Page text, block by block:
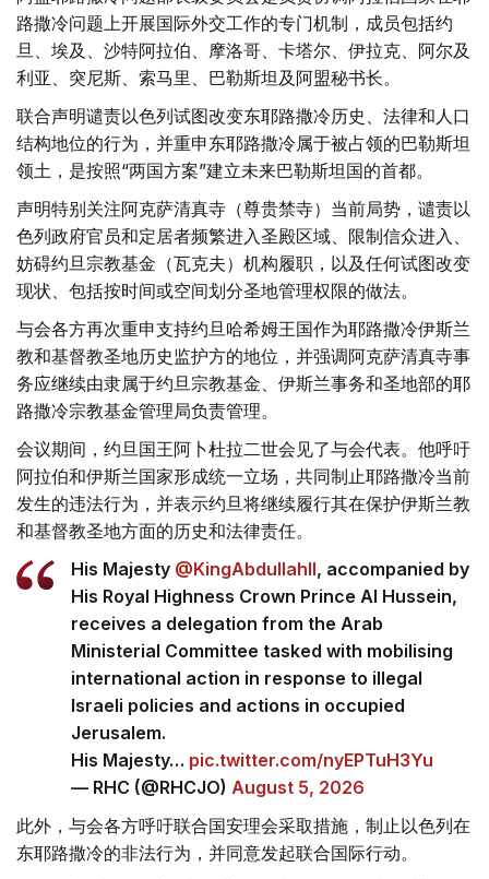
路撒冷问题上开展国际外交工作的专门机制，成员包括约
旦、埃及、沙特阿拉伯、摩洛哥、卡塔尔、伊拉克、阿尔及
利亚、突尼斯、索马里、巴勒斯坦及阿盟秘书长。
联合声明谴责以色列试图改变东耶路撒冷历史、法律和人口
结构地位的行为，并重申东耶路撒冷属于被占领的巴勒斯坦
领土，是按照“两国方案”建立未来巴勒斯坦国的首都。
声明特别关注阿克萨清真寺（尊贵禁寺）当前局势，谴责以
色列政府官员和定居者频繁进入圣殿区域、限制信众进入、
妨碍约旦宗教基金（瓦克夫）机构履职，以及任何试图改变
现状、包括按时间或空间划分圣地管理权限的做法。
与会各方再次重申支持约旦哈希姆王国作为耶路撒冷伊斯兰
教和基督教圣地历史监护方的地位，并强调阿克萨清真寺事
务应继续由隶属于约旦宗教基金、伊斯兰事务和圣地部的耶
路撒冷宗教基金管理局负责管理。
会议期间，约旦国王阿卜杜拉二世会见了与会代表。他呼吁
阿拉伯和伊斯兰国家形成统一立场，共同制止耶路撒冷当前
发生的违法行为，并表示约旦将继续履行其在保护伊斯兰教
和基督教圣地方面的历史和法律责任。
His Majesty @KingAbdullahII, accompanied by
His Royal Highness Crown Prince Al Hussein,
receives a delegation from the Arab
Ministerial Committee tasked with mobilising
international action in response to illegal
Israeli policies and actions in occupied
Jerusalem.
His Majesty… pic.twitter.com/nyEPTuH3Yu
— RHC (@RHCJO) August 5, 2026
此外，与会各方呼吁联合国安理会采取措施，制止以色列在
东耶路撒冷的非法行为，并同意发起联合国际行动。